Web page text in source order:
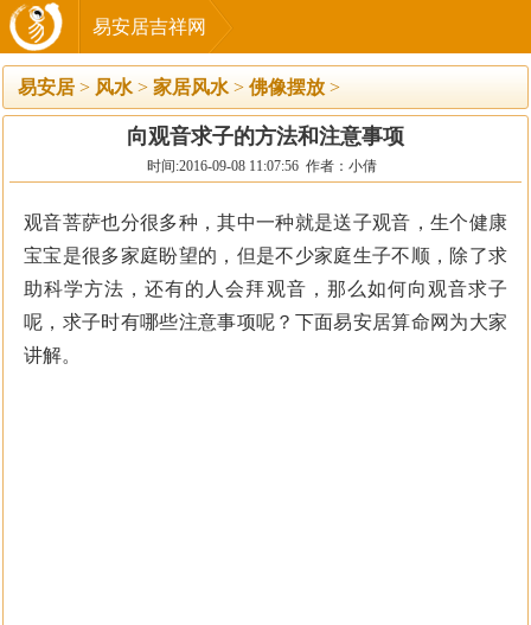
易安居吉祥网
易安居 > 风水 > 家居风水 > 佛像摆放 >
向观音求子的方法和注意事项
时间:2016-09-08 11:07:56 作者：小倩
观音菩萨也分很多种，其中一种就是送子观音，生个健康
宝宝是很多家庭盼望的，但是不少家庭生子不顺，除了求
助科学方法，还有的人会拜观音，那么如何向观音求子
呢，求子时有哪些注意事项呢？下面易安居算命网为大家
讲解。